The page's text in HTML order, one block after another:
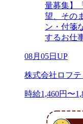
量募集】
望、その
ン・付箋
するお仕
08月05日UP
株式会社ロフテ
時給1,460円〜